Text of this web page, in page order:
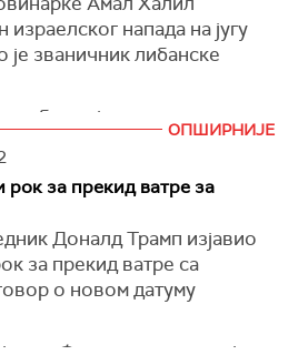
израелског напада на југу
званичник либанске
одбрана је саопштила да су
тело новинарке Амал
у ваздушном нападу на
запослена у листу "Ал
са колегиницом у кућу
али је објекат потом
навело је
Либана, преноси
ОПШИРНИЈЕ
рок за прекид ватре за
Доналд Трамп изјавио
за прекид ватре са
о новом датуму